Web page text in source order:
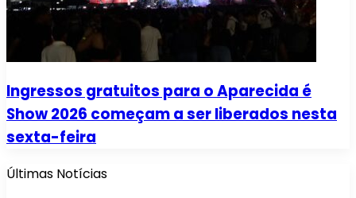
Ingressos gratuitos para o Aparecida é
Show 2026 começam a ser liberados nesta
sexta-feira
Últimas Notícias